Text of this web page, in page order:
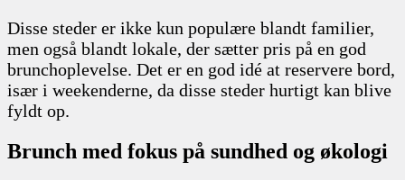
Disse steder er ikke kun populære blandt familier,
men også blandt lokale, der sætter pris på en god
brunchoplevelse. Det er en god idé at reservere bord,
især i weekenderne, da disse steder hurtigt kan blive
fyldt op.
Brunch med fokus på sundhed og økologi